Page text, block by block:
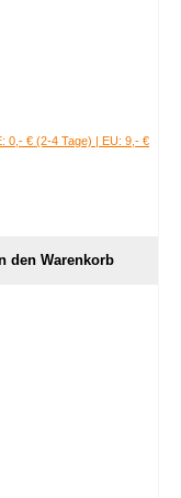
0,- € (2-4 Tage) | EU: 9,- €
den Warenkorb